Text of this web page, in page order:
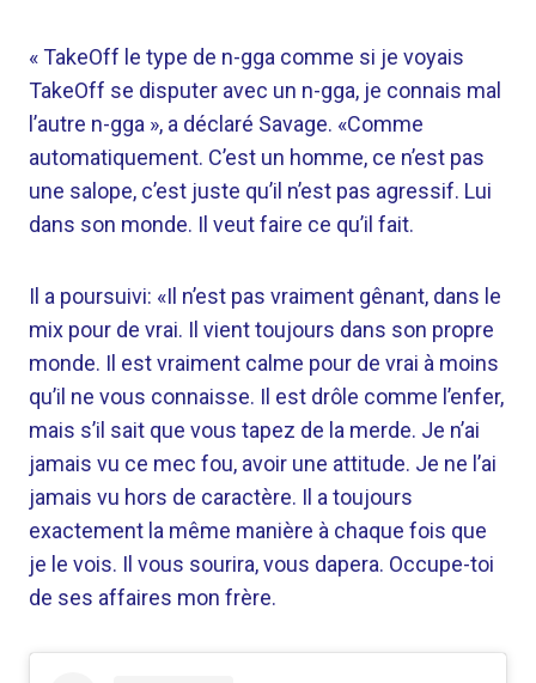
« TakeOff le type de n-gga comme si je voyais
TakeOff se disputer avec un n-gga, je connais mal
l’autre n-gga », a déclaré Savage. «Comme
automatiquement. C’est un homme, ce n’est pas
une salope, c’est juste qu’il n’est pas agressif. Lui
dans son monde. Il veut faire ce qu’il fait.
Il a poursuivi: «Il n’est pas vraiment gênant, dans le
mix pour de vrai. Il vient toujours dans son propre
monde. Il est vraiment calme pour de vrai à moins
qu’il ne vous connaisse. Il est drôle comme l’enfer,
mais s’il sait que vous tapez de la merde. Je n’ai
jamais vu ce mec fou, avoir une attitude. Je ne l’ai
jamais vu hors de caractère. Il a toujours
exactement la même manière à chaque fois que
je le vois. Il vous sourira, vous dapera. Occupe-toi
de ses affaires mon frère.